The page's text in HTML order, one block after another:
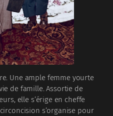
Une ample femme yourte
de famille. Assortie de
elle s’érige en cheffe
s’organise pour